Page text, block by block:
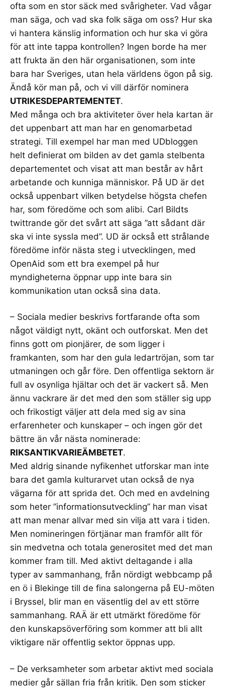
ofta som en stor säck med svårigheter. Vad vågar
man säga, och vad ska folk säga om oss? Hur ska
vi hantera känslig information och hur ska vi göra
för att inte tappa kontrollen? Ingen borde ha mer
att frukta än den här organisationen, som inte
bara har Sveriges, utan hela världens ögon på sig.
Ändå kör man på, och vi vill därför nominera
UTRIKESDEPARTEMENTET.
Med många och bra aktiviteter över hela kartan är
det uppenbart att man har en genomarbetad
strategi. Till exempel har man med UDbloggen
helt definierat om bilden av det gamla stelbenta
departementet och visat att man består av hårt
arbetande och kunniga människor. På UD är det
också uppenbart vilken betydelse högsta chefen
har, som föredöme och som alibi. Carl Bildts
twittrande gör det svårt att säga ”att sådant där
ska vi inte syssla med”. UD är också ett strålande
föredöme inför nästa steg i utvecklingen, med
OpenAid som ett bra exempel på hur
myndigheterna öppnar upp inte bara sin
kommunikation utan också sina data.
– Sociala medier beskrivs fortfarande ofta som
något väldigt nytt, okänt och outforskat. Men det
finns gott om pionjärer, de som ligger i
framkanten, som har den gula ledartröjan, som tar
utmaningen och går före. Den offentliga sektorn är
full av osynliga hjältar och det är vackert så. Men
ännu vackrare är det med den som ställer sig upp
och frikostigt väljer att dela med sig av sina
erfarenheter och kunskaper – och ingen gör det
bättre än vår nästa nominerade:
RIKSANTIKVARIEÄMBETET.
Med aldrig sinande nyfikenhet utforskar man inte
bara det gamla kulturarvet utan också de nya
vägarna för att sprida det. Och med en avdelning
som heter ”informationsutveckling” har man visat
att man menar allvar med sin vilja att vara i tiden.
Men nomineringen förtjänar man framför allt för
sin medvetna och totala generositet med det man
kommer fram till. Med aktivt deltagande i alla
typer av sammanhang, från nördigt webbcamp på
en ö i Blekinge till de fina salongerna på EU-möten
i Bryssel, blir man en väsentlig del av ett större
sammanhang. RAÄ är ett utmärkt föredöme för
den kunskapsöverföring som kommer att bli allt
viktigare när offentlig sektor öppnas upp.
– De verksamheter som arbetar aktivt med sociala
medier går sällan fria från kritik. Den som sticker